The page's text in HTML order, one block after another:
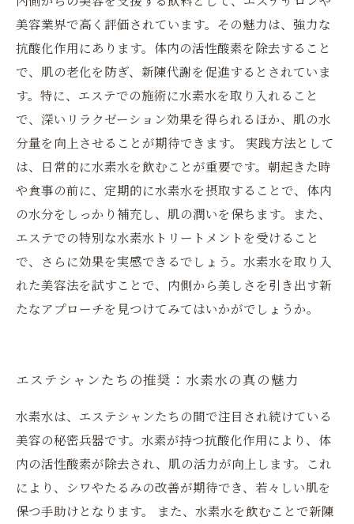
美容業界で高く評価されています。その魅力は、強力な
抗酸化作用にあります。体内の活性酸素を除去すること
で、肌の老化を防ぎ、新陳代謝を促進するとされていま
す。特に、エステでの施術に水素水を取り入れること
で、深いリラクゼーション効果を得られるほか、肌の水
分量を向上させることが期待できます。 実践方法として
は、日常的に水素水を飲むことが重要です。朝起きた時
や食事の前に、定期的に水素水を摂取することで、体内
の水分をしっかり補充し、肌の潤いを保ちます。また、
エステでの特別な水素水トリートメントを受けること
で、さらに効果を実感できるでしょう。水素水を取り入
れた美容法を試すことで、内側から美しさを引き出す新
たなアプローチを見つけてみてはいかがでしょうか。
エステシャンたちの推奨：水素水の真の魅力
水素水は、エステシャンたちの間で注目され続けている
美容の秘密兵器です。水素が持つ抗酸化作用により、体
内の活性酸素が除去され、肌の活力が向上します。これ
により、シワやたるみの改善が期待でき、若々しい肌を
保つ手助けとなります。 また、水素水を飲むことで新陳